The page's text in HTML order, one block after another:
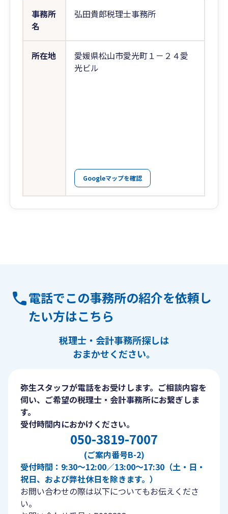
事務所
名
弘田貴郎税理士事務所
所在地
愛媛県松山市愛光町１－２４愛
光ビル
Googleマップを確認
電話でこの事務所の紹介を依頼し
たい方はこちら
税理士・会計事務所探しは
おまかせください。
弥生スタッフが電話をお受けします。ご相談内容を
伺い、ご希望の税理士・会計事務所にお繋ぎしま
す。
受付時間内におかけください。
050-3819-7007
(ご案内番号B-2)
受付時間：9:30〜12:00／13:00〜17:30（土・日・
祝日、および弊社休日を除きます。）
お問い合わせの際は以下についてもお伝えくださ
い。